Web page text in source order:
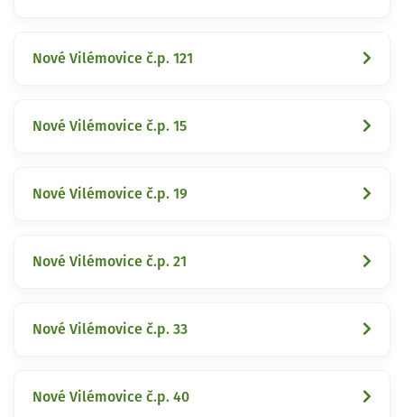
Nové Vilémovice č.p. 121
Nové Vilémovice č.p. 15
Nové Vilémovice č.p. 19
Nové Vilémovice č.p. 21
Nové Vilémovice č.p. 33
Nové Vilémovice č.p. 40